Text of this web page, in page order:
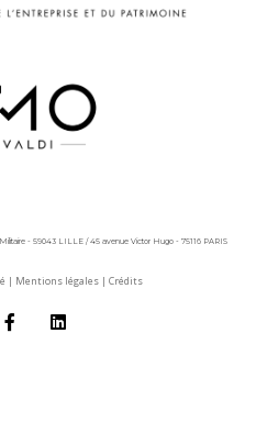
- 59043 LILLE / 45 avenue Victor Hugo - 75116 PARIS
| Mentions légales | Crédits